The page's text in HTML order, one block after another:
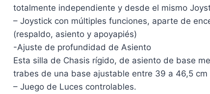
totalmente independiente y desde el mismo
– Joystick con múltiples funciones, aparte de
(respaldo, asiento y apoyapiés)
-Ajuste de profundidad de Asiento
Esta silla de Chasis rígido, de asiento de base
trabes de una base ajustable entre 39 a 46,5
– Juego de Luces controlables.